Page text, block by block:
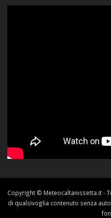
Copyright © Meteocaltanissetta.it -
di qualsivoglia contenuto senza